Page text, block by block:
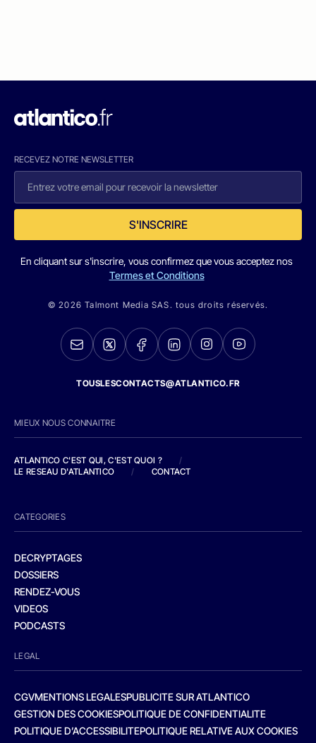
RECEVEZ NOTRE NEWSLETTER
S'INSCRIRE
En cliquant sur s'inscrire, vous confirmez que vous acceptez nos
Termes et Conditions
© 2026 Talmont Media SAS. tous droits réservés.
TOUSLESCONTACTS@ATLANTICO.FR
MIEUX NOUS CONNAITRE
ATLANTICO C'EST QUI, C'EST QUOI ?
/
LE RESEAU D'ATLANTICO
/ CONTACT
CATEGORIES
DECRYPTAGES
DOSSIERS
RENDEZ-VOUS
VIDEOS
PODCASTS
LEGAL
CGVMENTIONS LEGALESPUBLICITE SUR ATLANTICO
GESTION DES COOKIESPOLITIQUE DE CONFIDENTIALITE
POLITIQUE D’ACCESSIBILITEPOLITIQUE RELATIVE AUX COOKIES